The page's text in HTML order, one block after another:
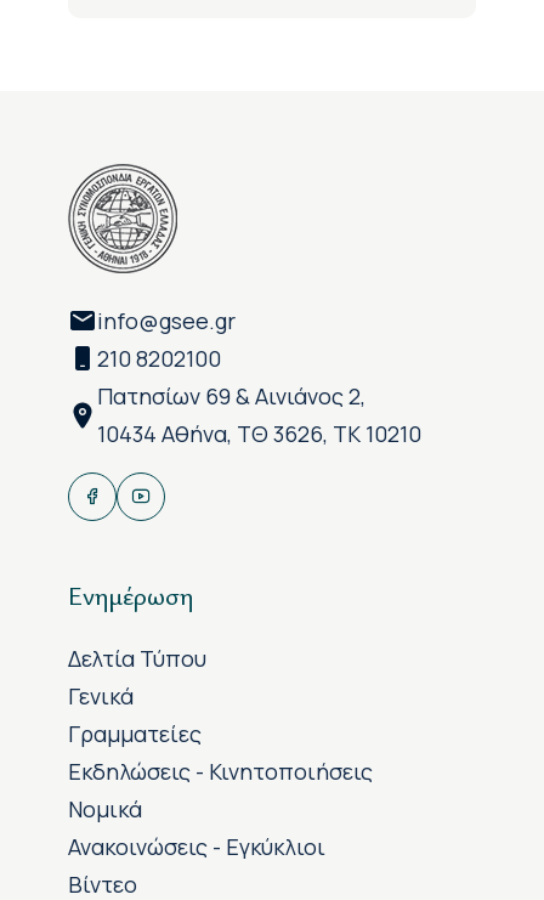
info@gsee.gr
210 8202100
Πατησίων 69 & Αινιάνος 2,
10434 Αθήνα, ΤΘ 3626, ΤΚ 10210
Ενημέρωση
Δελτία Τύπου
Γενικά
Γραμματείες
Εκδηλώσεις - Κινητοποιήσεις
Νομικά
Ανακοινώσεις - Εγκύκλιοι
Βίντεο